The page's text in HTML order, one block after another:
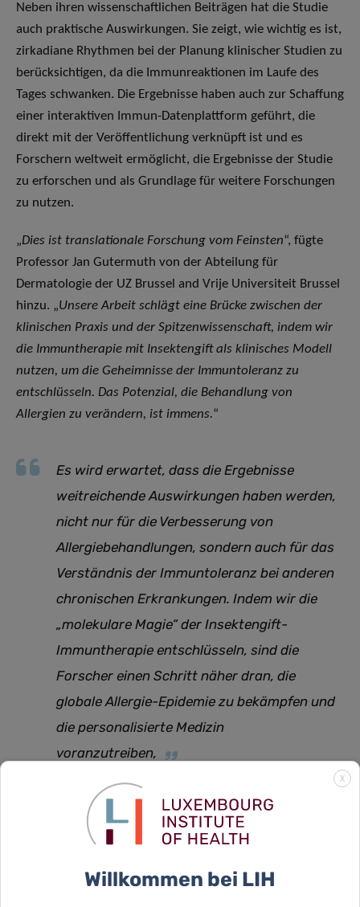
Neben ihren wissenschaftlichen Beiträgen hat die Studie
auch praktische Auswirkungen. Sie zeigt, wie wichtig es ist,
zirkadiane Rhythmen bei der Planung klinischer Studien zu
berücksichtigen, da die Immunreaktionen im Laufe des
Tages schwanken. Die Ergebnisse haben auch zur Schaffung
einer interaktiven Immun-Datenplattform geführt, die
direkt mit der Veröffentlichung verknüpft ist und es
Forschern weltweit ermöglicht, die Ergebnisse der Studie
zu erforschen und als Grundlage für weitere Forschungen
zu nutzen.
„Dies ist translationale Forschung vom Feinsten“, fügte
Professor Jan Gutermuth von der Abteilung für
Dermatologie der UZ Brussel and Vrije Universiteit Brussel
hinzu. „Unsere Arbeit schlägt eine Brücke zwischen der
klinischen Praxis und der Spitzenwissenschaft, indem wir
die Immuntherapie mit Insektengift als klinisches Modell
nutzen, um die Geheimnisse der Immuntoleranz zu
entschlüsseln. Das Potenzial, die Behandlung von
Allergien zu verändern, ist immens.“
Es wird erwartet, dass die Ergebnisse
weitreichende Auswirkungen haben werden,
nicht nur für die Verbesserung von
Allergiebehandlungen, sondern auch für das
Verständnis der Immuntoleranz bei anderen
chronischen Erkrankungen. Indem wir die
„molekulare Magie“ der Insektengift-
Immuntherapie entschlüsseln, sind die
Forscher einen Schritt näher dran, die
globale Allergie-Epidemie zu bekämpfen und
die personalisierte Medizin
voranzutreiben,
schloss Professor Markus Ollert, Hauptautor der
Arbeit und Direktor der LIH-Abteilung für Infektion
und Immunität.
Die Studie wurde in der renommierten Fachzeitschrift
X
Willkommen bei LIH